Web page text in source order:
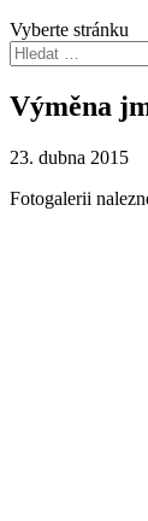
Vyberte stránku
Výměna
23. dubna 2015
Fotogalerii